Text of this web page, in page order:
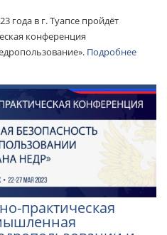
года в г. Туапсе пройдёт
конференция
Подробнее
практическая